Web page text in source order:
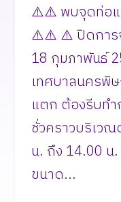
⚠️⚠️ พบจุดท่อแ
⚠️⚠️ ⚠️ ปิดการจ่
18 กุมภาพันธ์
เทศบาลนครพิ
แตก ต้องรีบทำ
ชั่วคราวบริเวณ
น. ถึง 14.00 น
ขนาด...